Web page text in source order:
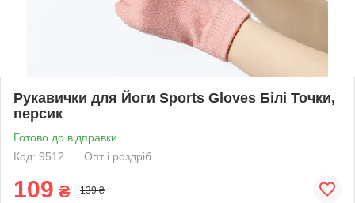
Рукавички для Йоги Sports Gloves Білі Точки,
персик
Готово до відправки
Код: 9512
Опт і роздріб
109 ₴ 139 ₴